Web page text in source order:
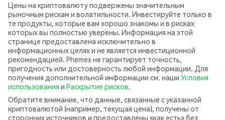
Цены на криптовалюту подвержены значительным
рыночным рискам и волатильности. Инвестируйте только в
те продукты, которые вам хорошо знакомы и в рисках
которых вы полностью уверены. Информация на этой
странице предоставлена исключительно в
информационных целях и не является инвестиционной
рекомендацией. Phemex не гарантирует точность,
пригодность или достоверность любой информации. Для
получения дополнительной информации см. наши Условия
использования и Раскрытие рисков.
Обратите внимание, что данные, связанные с указанной
криптовалютой (например, текущая цена), получены от
сторонних источников и предоставлены «как есть» без